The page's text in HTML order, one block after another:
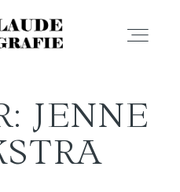
JENNE